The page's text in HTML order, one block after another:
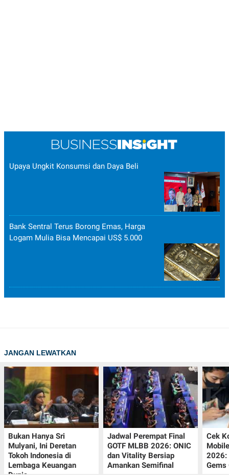
Upaya Ungkit Konsumsi dan Daya Beli
Bank Sentral Terus Borong Emas, Harga
Logam Mulia Bisa Mencapai US$ 5.000
JANGAN LEWATKAN
Bukan Hanya Sri
Mulyani, Ini Deretan
Tokoh Indonesia di
Lembaga Keuangan
Jadwal Perempat Final
GOTF MLBB 2026: ONIC
dan Vitality Bersiap
Amankan Semifinal
Cek
2026:
Gems